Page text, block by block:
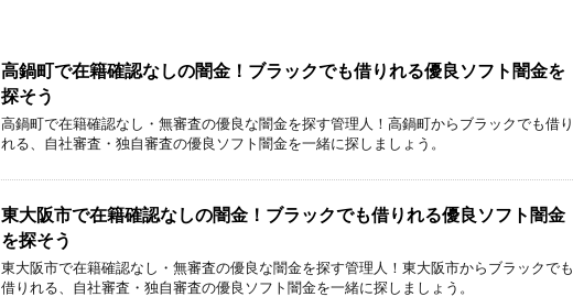
高鍋町で在籍確認なしの闇金！ブラックでも借りれる優良ソフト闇金を
探そう
高鍋町で在籍確認なし・無審査の優良な闇金を探す管理人！高鍋町からブラックでも借り
れる、自社審査・独自審査の優良ソフト闇金を一緒に探しましょう。
東大阪市で在籍確認なしの闇金！ブラックでも借りれる優良ソフト闇金
を探そう
東大阪市で在籍確認なし・無審査の優良な闇金を探す管理人！東大阪市からブラックでも
借りれる、自社審査・独自審査の優良ソフト闇金を一緒に探しましょう。